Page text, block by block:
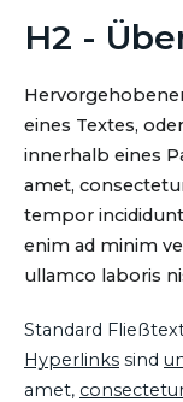
H2 -
eines Textes,
innerhalb eines
amet,
tempor
enim ad minim
ullamco laboris
Standard
Hyperlinks sind
amet,